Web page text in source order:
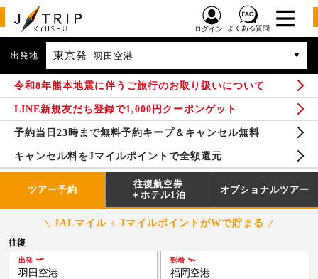
ログイン よくある質問
出発地 東京発 羽田空港
令和8年熊本地震に伴うご旅行のお取り扱いについて
LINE新規友だち登録で1,000円クーポンゲット
予約当日23時まで無料予約キープ＆キャンセル無料
キャンセル料をJマイルポイントで全額還元
ツアー予約
往復航空券
＋ホテル1泊
オプショナルツアー
JALマイル + JマイルポイントがWで貯まる
往復
出発
羽田空港
到着
福岡空港